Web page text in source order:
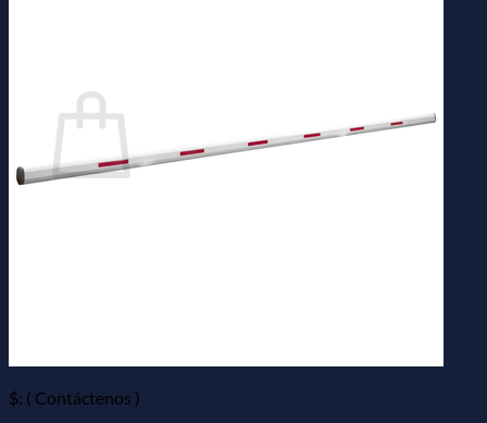
$: ( Contáctenos )